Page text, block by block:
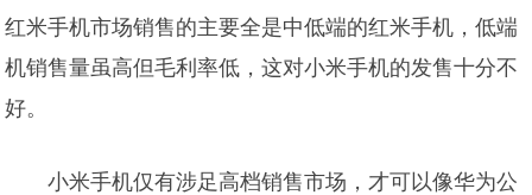
红米手机市场销售的主要全是中低端的红米手机，低端
机销售量虽高但毛利率低，这对小米手机的发售十分不
好。
小米手机仅有涉足高档销售市场，才可以像华为公